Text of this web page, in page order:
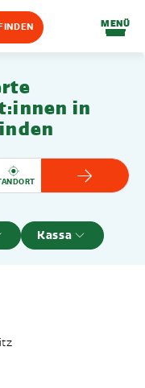
: 0
: 1
MENÜ
in
ARZT
Kassa